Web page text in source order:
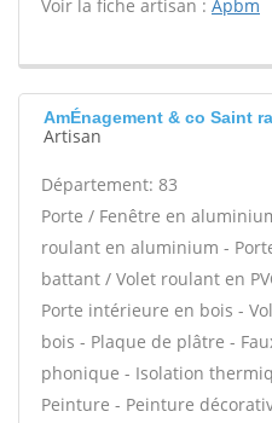
Voir la fiche artisan : Apbm
AmÉnagement & co Saint
Artisan
Département: 83
Porte / Fenêtre en
roulant en aluminium -
battant / Volet roulant en
Porte intérieure en bois -
bois - Plaque de plâtre -
phonique - Isolation
Peinture - Peinture